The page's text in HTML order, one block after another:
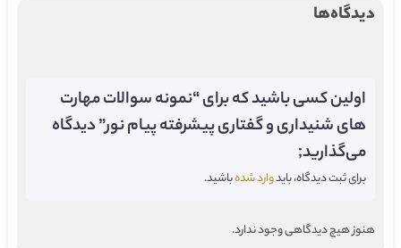
دیدگاه‌ها
اولین کسی باشید که برای “نمونه سوالات مهارت
های شنیداری و گفتاری پیشرفته پیام نور” دیدگاه
می‌گذارید;
برای ثبت دیدگاه، بایدوارد شدهباشید.
هنوز هیچ دیدگاهی وجود ندارد.